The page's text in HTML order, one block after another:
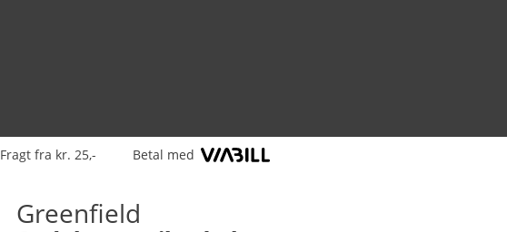
Fragt fra kr. 25,- Betal med
Greenfield